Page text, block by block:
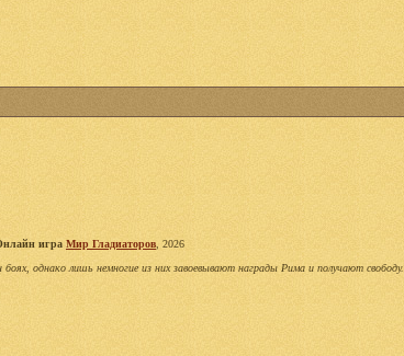
игра Мир Гладиаторов , 2026
однако лишь немногие из них завоевывают награды Рима и получают свободу.